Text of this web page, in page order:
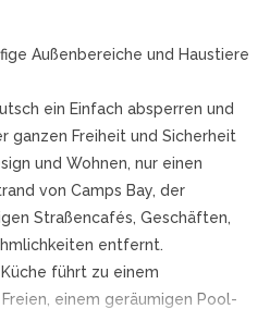
Außenbereiche und Haustiere
ein Einfach absperren und
ganzen Freiheit und Sicherheit
und Wohnen, nur einen
von Camps Bay, der
Straßencafés, Geschäften,
entfernt.
führt zu einem
einem geräumigen Pool-